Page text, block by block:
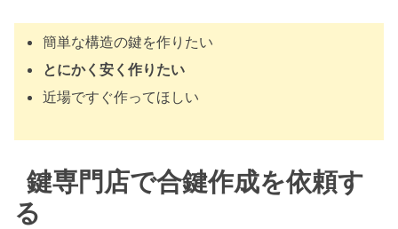
簡単な構造の鍵を作りたい
とにかく安く作りたい
近場ですぐ作ってほしい
鍵専門店で合鍵作成を依頼す
る